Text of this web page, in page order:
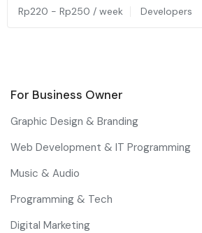
Rp220 - Rp250 / week Developers
For Business Owner
Graphic Design & Branding
Web Development & IT Programming
Music & Audio
Programming & Tech
Digital Marketing